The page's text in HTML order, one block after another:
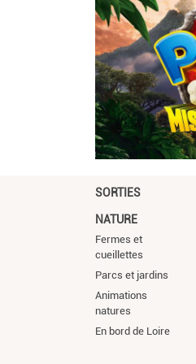
SORTIES
NATURE
Fermes et
cueillettes
Parcs et jardins
Animations
natures
En bord de Loire